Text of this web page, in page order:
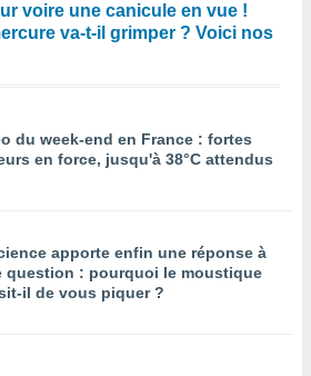
voire une canicule en vue !
va-t-il grimper ? Voici nos
du week-end en France : fortes
en force, jusqu'à 38°C attendus
apporte enfin une réponse à
question : pourquoi le moustique
il de vous piquer ?